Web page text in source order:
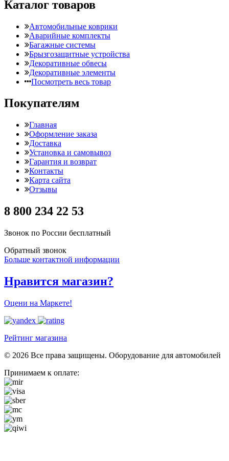
Каталог товаров
Автомобильные коврики
Аварийные комплекты
Багажные системы
Брызгозащитные устройства
Декоративные обвесы
Декоративные элементы
Посмотреть весь товар
Покупателям
Главная
Оформление заказа
Доставка
Установка и самовывоз
Гарантия и возврат
Контакты
Карта сайта
Отзывы
8 800 234 22 53
Звонок по России бесплатный
Обратный звонок
Больше контактной информации
Нравится магазин?
Оцени на Маркете!
Рейтинг магазина
© 2026 Все права защищены. Оборудование для автомобилей
Принимаем к оплате: